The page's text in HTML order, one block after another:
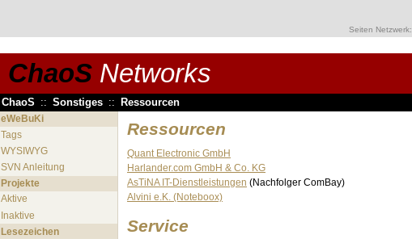
Seiten Netzwerk:
ChaoS Networks
ChaoS :: Sonstiges :: Ressourcen
eWeBuKi
Tags
WYSIWYG
SVN Anleitung
Projekte
Aktive
Inaktive
Lesezeichen
Ressourcen
Quant Electronic GmbH
Harlander.com GmbH & Co. KG
AsTiNA IT-Dienstleistungen (Nachfolger ComBay)
Alvini e.K. (Noteboox)
Service